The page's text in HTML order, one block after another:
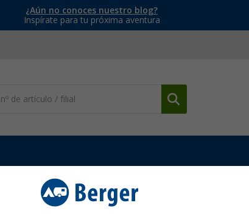
¿Aún no conoces nuestro blog?
Inspírate para tu próxima aventura
Megasat LNB para el sistema de satélite Traveller-Man 1